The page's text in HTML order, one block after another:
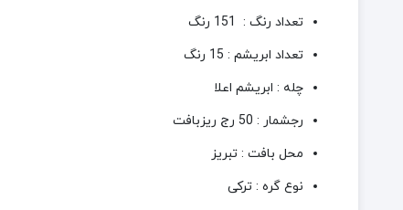
تعداد رنگ : 151 رنگ
تعداد ابریشم : 15 رنگ
چله : ابریشم اعلا
رجشمار : 50 رج ریزبافت
محل بافت : تبریز
نوع گره : ترکی